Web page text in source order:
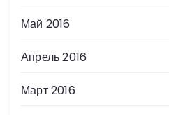
Май 2016
Апрель 2016
Март 2016